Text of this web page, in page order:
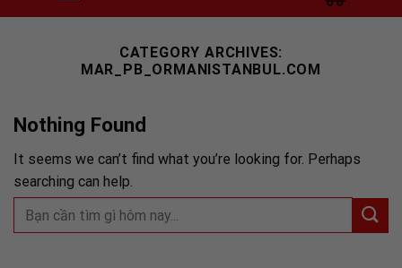
CATEGORY ARCHIVES:
MAR_PB_ORMANISTANBUL.COM
Nothing Found
It seems we can’t find what you’re looking for. Perhaps
searching can help.